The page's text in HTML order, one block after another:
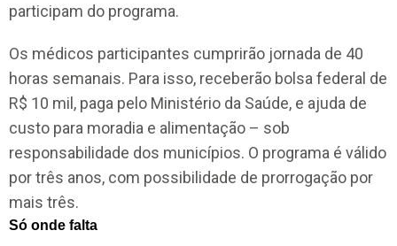
participam do programa.
Os médicos participantes cumprirão jornada de 40
horas semanais. Para isso, receberão bolsa federal de
R$ 10 mil, paga pelo Ministério da Saúde, e ajuda de
custo para moradia e alimentação – sob
responsabilidade dos municípios. O programa é válido
por três anos, com possibilidade de prorrogação por
mais três.
Só onde falta